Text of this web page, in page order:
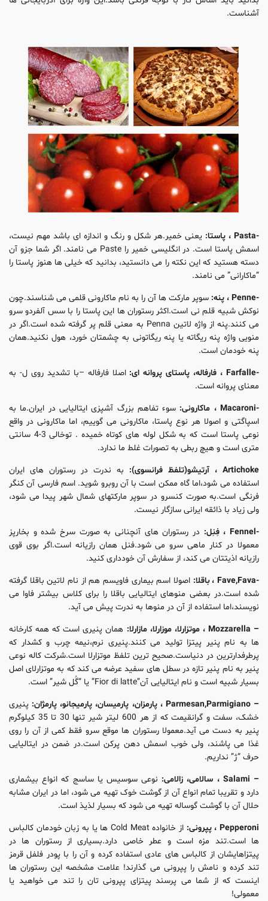
آشناست.
-Pasta ، پاستا:
یعنی خمیر.هر شکل و رنگ و اندازه ای باشد مهم نیست،
اسمش پاستا است. در انگلیسی خمیر را Paste می نامند. اگر شما جزو آن
دسته هستید که این نکته را می دانستید، بدانید که خیلی ها هنوز پاستا را
“ماکارانی” می نامند.
-Penne ، پنه:
سوپر مارکت ها آن را به نام ماکارونی قلمی می شناسند.چون
نوکش شبیه قلم نی است.اکثر رستوران ها این پاستا را با سس آلفردو سرو
می کنند.پنه از واژه لاتین Penna به معنی قلم پر گرفته شده است.اگر در
منویی واژه پنه ریگاته یا پنه ریگاتونی به چشمتان خورد، هول نکنید.همان
پنه خودمان است.
-Farfalle ، فارفاله، پاستای پروانه ای:
اصلا فارفاله –با تشدید روی ل- به
معنای پروانه است.
-Macaroni ، ماکارونی:
سوء تفاهم بزرگ آشپزی ایتالیایی در ایران.ما به
اسپاگتی و اصولا هر نوع پاستا، ماکارونی می گوییم، اما ماکارونی در واقع
نوعی پاستا است که به شکل لوله های کوتاه خمیده . توخالی 3-4 سانتی
متری است و هیچ ربطی به تصورات غلط ما ندارد.
Artichoke ، آرتیشو(تلفظ فرانسوی):
به ندرت در رستوران های ایران
استفاده می شود،اما گاه ممکن است با آن روبرو شوید. اسم فارسی آن کنگر
فرنگی است.به صورت کنسرو در سوپر مارکتهای شمال شهر پیدا می شود،
ولی زیاد با ذائقه ایرانی سازگار نیست.
-Fennel ، فِنِل:
در رستوران های آنچنانی به صورت سرخ شده و بخارپز
معمولا در کنار ماهی سرو می شود.فنل همان رازیانه است.اگر بوی قوی
رازیانه اذیتتان می کند، از سفارش آن خودداری کنید.
-Fave,Fava ، باقلا:
اصولا اسم بیماری فاویسم هم از نام لاتین باقلا گرفته
شده است.در بعضی منوهای ایتالیایی باقلا را برای کلاس بیشتر فاوا می
نویسند،اما استفاده از آن در منوها به ندرت پیش می آید.
– Mozzarella ، موتزارلا، موزارلا، مازارلا:
همان پنیری است که همه کارخانه
ها به نام پنیر پیتزا تولید می کنند.پنیری نرم،نیمه چرب و کشدار که
پرطرفدارترین در دنیاست.صحیح ترین تلفظ موتزارلا است.شرکت کاله نوعی
پنیر به نام پنیر تازه در سطل های سفید عرضه می کند که به موتزارلای اصل
بسیار شبیه است و نام ایتالیایی آن”Fior di latte” یا “گُل شیر” است.
– Parmesan,Parmigiano ، پارمزان، پارمیسان، پارمیجانو، پارمژان:
پنیری
خشک، سفت و گرانقیمت که از هر 600 لیتر شیر تنها 30 تا 35 کیلوگرم
پنیر به دست می آید.معمولا رستوران ها موقع سرو فقط کمی از آن را روی
غذا می پاشند، ولی خوب اسمش دهن پرکن است.در ضمن در ایتالیایی
حرف “ژ” نداریم.
– Salami ، سالامی، زالامی:
نوعی سوسیس یا ساسج که انواع بیشماری
دارد و تقریبا تمام انواع آن از گوشت خوک تهیه می شود، اما در ایران مشابه
حلال آن با گوشت گوساله تهیه می شود که بسیار لذیذ است.
Pepperoni ، پپرونی:
از خانواده Cold Meat ها یا به زبان خودمان کالباس
ها است.تند مزه است و عطر خاصی دارد.بسیاری از رستوران ها در
پیتزاهایشان از کالباس های عادی استفاده کرده و آن را با پودر فلفل قرمز
تند کرده و نامش را پپرونی می گذارند! علامت مشخصه این رستوران ها
اینست که از شما می پرسند پیتزای پپرونی تان را تند می خواهید یا
معمولی!